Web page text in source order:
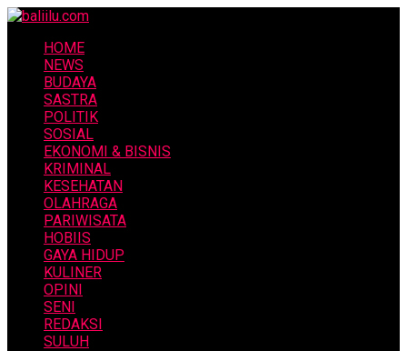
HOME
NEWS
BUDAYA
SASTRA
POLITIK
SOSIAL
EKONOMI & BISNIS
KRIMINAL
KESEHATAN
OLAHRAGA
PARIWISATA
HOBIIS
GAYA HIDUP
KULINER
OPINI
SENI
REDAKSI
SULUH